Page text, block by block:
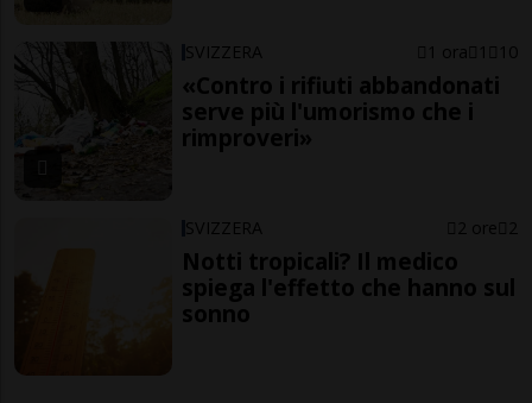
SVIZZERA 1 ora 1 10
«Contro i rifiuti abbandonati
serve più l'umorismo che i
rimproveri»
SVIZZERA 2 ore 2
Notti tropicali? Il medico
spiega l'effetto che hanno sul
sonno